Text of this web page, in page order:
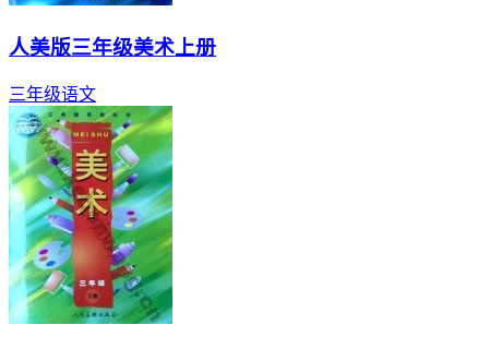
人美版三年级美术上册
三年级语文